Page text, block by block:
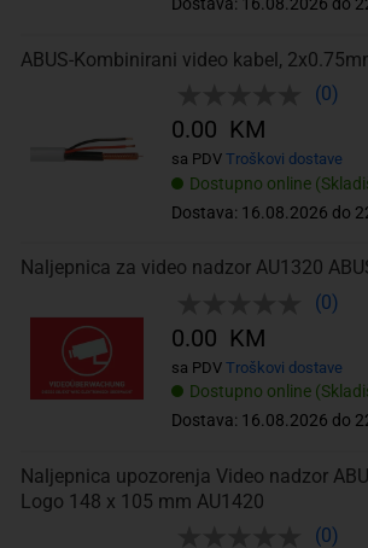
Dostava: 16.08.2026 do
ABUS-Kombinirani video kabel,
(0)
Dostupno online
Dostava: 16.08.2026 do
0.00 KM
sa PDV Troškovi dostave
Naljepnica za video nadzor AU1320
(0)
Dostupno online
Dostava: 16.08.2026 do
0.00 KM
sa PDV Troškovi dostave
Naljepnica upozorenja Video nadzor
Logo 148 x 105 mm AU1420
(0)